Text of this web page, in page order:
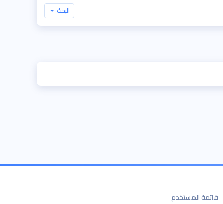
البحث
قائمة المستخدم